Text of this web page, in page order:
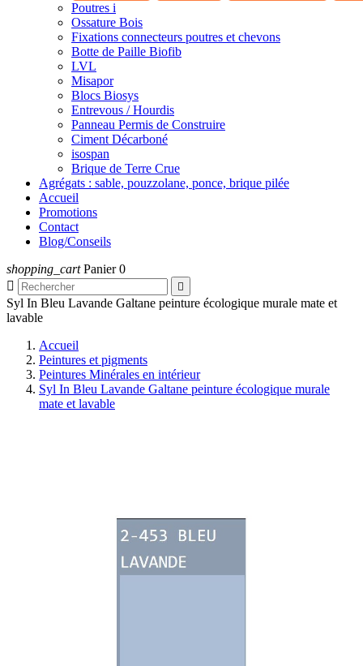
Poutres i
Ossature Bois
Fixations connecteurs poutres et chevons
Botte de Paille Biofib
LVL
Misapor
Blocs Biosys
Entrevous / Hourdis
Panneau Permis de Construire
Ciment Décarboné
isospan
Brique de Terre Crue
Agrégats : sable, pouzzolane, ponce, brique pilée
Accueil
Promotions
Contact
Blog/Conseils
shopping_cart Panier 0


Syl In Bleu Lavande Galtane peinture écologique murale mate et
lavable
Accueil
Peintures et pigments
Peintures Minérales en intérieur
Syl In Bleu Lavande Galtane peinture écologique murale
mate et lavable